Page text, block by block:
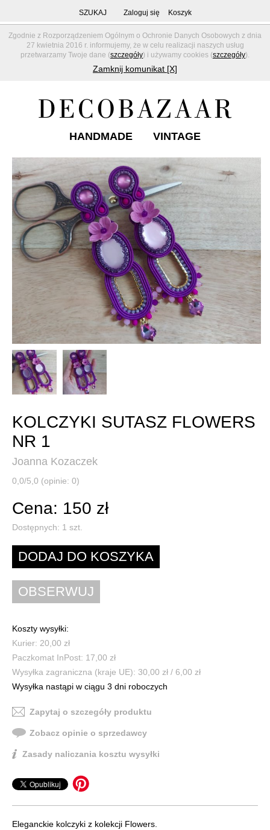
Zgodnie z Rozporządzeniem Ogólnym o Ochronie Danych Osobowych z dnia
27 kwietnia 2016 r. informujemy, że w celu realizacji naszych usług
przetwarzamy Twoje dane (szczegóły) i używamy cookies (szczegóły).
Zamknij komunikat [X]
SZUKAJ Zaloguj się Koszyk
HANDMADE VINTAGE
KOLCZYKI SUTASZ FLOWERS
NR 1
Joanna Kozaczek
0,0/5,0 (opinie: 0)
Cena: 150 zł
Dostępnych: 1 szt.
Koszty wysyłki:
Kurier: 20,00 zł
Paczkomat InPost: 17,00 zł
Wysyłka zagraniczna (kraje UE): 30,00 zł / 6,00 zł
Wysyłka nastąpi w ciągu 3 dni roboczych
Zapytaj o szczegóły produktu
Zobacz opinie o sprzedawcy
Zasady naliczania kosztu wysyłki
Eleganckie kolczyki z kolekcji Flowers.